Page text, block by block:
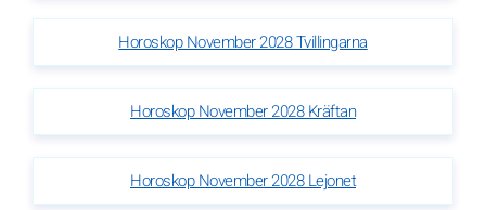
Horoskop November 2028 Tvillingarna
Horoskop November 2028 Kräftan
Horoskop November 2028 Lejonet